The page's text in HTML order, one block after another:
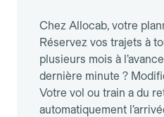
Chez Allocab, votre
Réservez vos trajets à
plusieurs mois à
dernière minute ?
Votre vol ou train a du
automatiquement